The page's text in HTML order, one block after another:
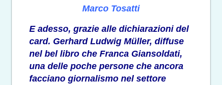
Marco Tosatti
E adesso, grazie alle dichiarazioni del
card. Gerhard Ludwig Müller, diffuse
nel bel libro che Franca Giansoldati,
una delle poche persone che ancora
facciano giornalismo nel settore